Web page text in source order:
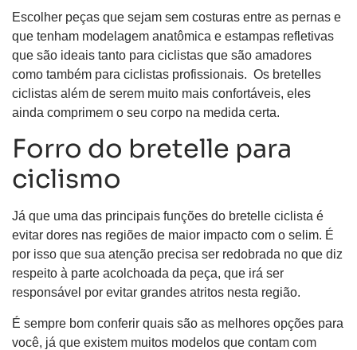
Escolher peças que sejam sem costuras entre as pernas e
que tenham modelagem anatômica e estampas refletivas
que são ideais tanto para ciclistas que são amadores
como também para ciclistas profissionais. Os bretelles
ciclistas além de serem muito mais confortáveis, eles
ainda comprimem o seu corpo na medida certa.
Forro do bretelle para
ciclismo
Já que uma das principais funções do bretelle ciclista é
evitar dores nas regiões de maior impacto com o selim. É
por isso que sua atenção precisa ser redobrada no que diz
respeito à parte acolchoada da peça, que irá ser
responsável por evitar grandes atritos nesta região.
É sempre bom conferir quais são as melhores opções para
você, já que existem muitos modelos que contam com